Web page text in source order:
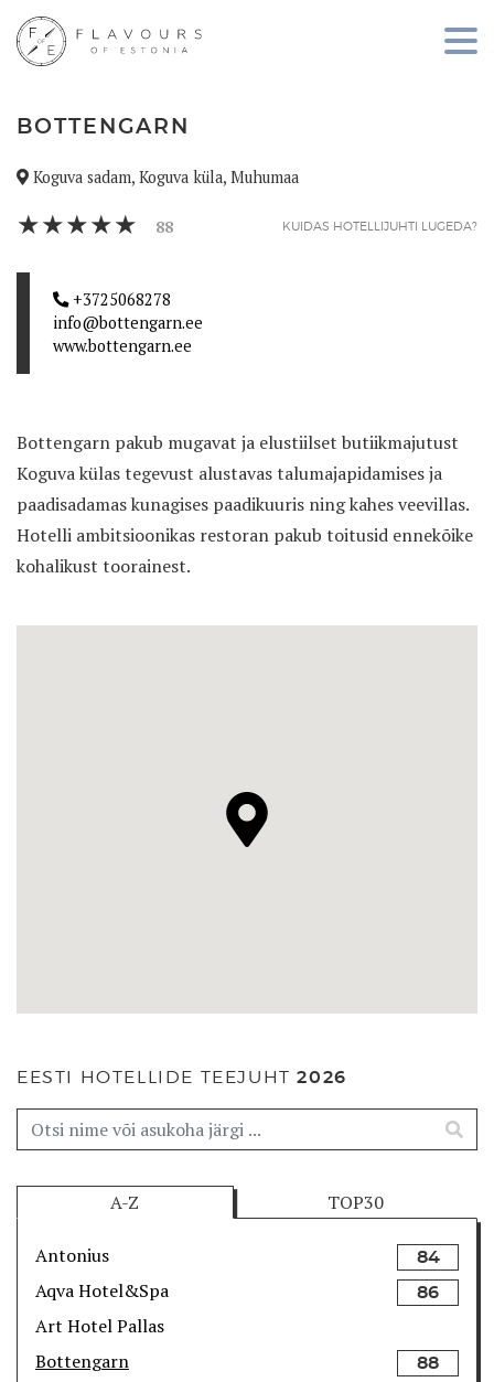
BOTTENGARN
Koguva sadam, Koguva küla, Muhumaa
KUIDAS HOTELLIJUHTI LUGEDA?
88
+3725068278
info@bottengarn.ee
www.bottengarn.ee
Bottengarn pakub mugavat ja elustiilset butiikmajutust
Koguva külas tegevust alustavas talumajapidamises ja
paadisadamas kunagises paadikuuris ning kahes veevillas.
Hotelli ambitsioonikas restoran pakub toitusid ennekõike
kohalikust toorainest.
EESTI HOTELLIDE TEEJUHT2026
A-Z TOP30
Antonius 84
Aqva Hotel&Spa 86
Art Hotel Pallas
Bottengarn
88